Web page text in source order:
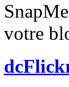
votre